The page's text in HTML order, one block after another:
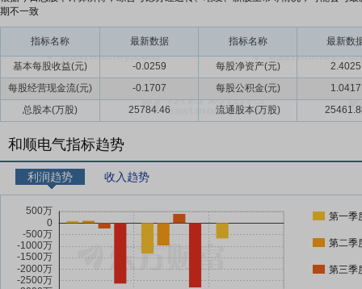
期不一致
指标名称 最新数据 指标名称 最新数
基本每股收益(元) -0.0259 每股净资产(元)
2.4025
每股经营现金流(元)
-0.1707 每股公积金(元)
1.0417
总股本(万股)
25784.46 流通股本(万股)
和顺电气指标趋势
利润趋势 收入趋势
第一季
第二季
第三季